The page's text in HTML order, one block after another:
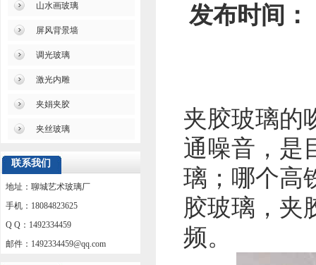
山水画玻璃
屏风背景墙
调光玻璃
激光内雕
夹娟夹胶
夹丝玻璃
联系我们
地址：聊城艺术玻璃厂
手机：18084823625
Q Q：1492334459
邮件： 1492334459@qq.com
发布时间：
夹胶玻璃的
通噪音，是
璃；哪个高
胶玻璃，夹
频。